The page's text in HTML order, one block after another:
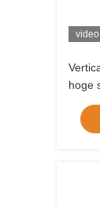
video
hoge